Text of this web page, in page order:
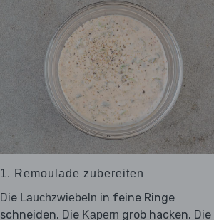
1. Remoulade zubereiten
Die Lauchzwiebeln in feine Ringe
schneiden. Die Kapern grob hacken. Die